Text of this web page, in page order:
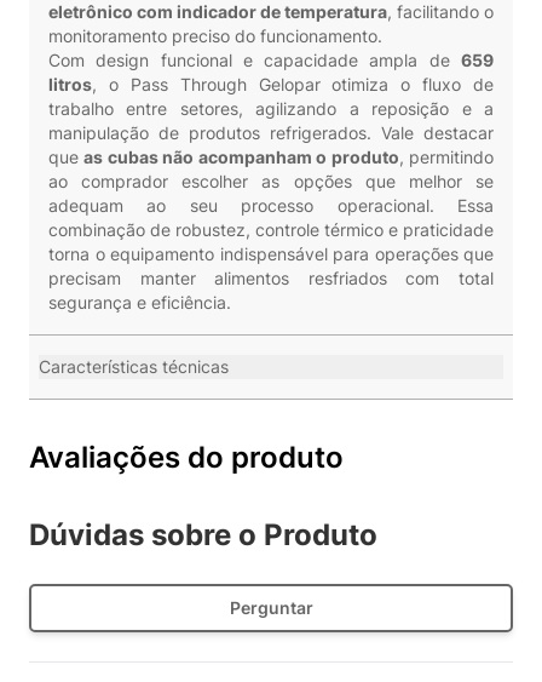
eletrônico com indicador de temperatura, facilitando o
monitoramento preciso do funcionamento.
Com design funcional e capacidade ampla de 659
litros, o Pass Through Gelopar otimiza o fluxo de
trabalho entre setores, agilizando a reposição e a
manipulação de produtos refrigerados. Vale destacar
queas cubas não acompanham o produto, permitindo
ao comprador escolher as opções que melhor se
adequam ao seu processo operacional. Essa
combinação de robustez, controle térmico e praticidade
torna o equipamento indispensável para operações que
precisam manter alimentos resfriados com total
segurança e eficiência.
Características técnicas
Avaliações do produto
Dúvidas sobre o Produto
Perguntar